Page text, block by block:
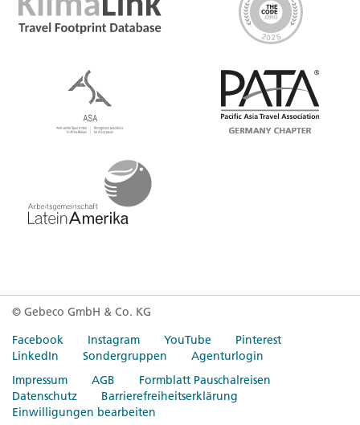
© Gebeco GmbH & Co. KG
Facebook
Instagram YouTube
Pinterest
LinkedIn
Sondergruppen
Agenturlogin
Impressum
AGB
Formblatt Pauschalreisen
Datenschutz
Barrierefreiheitserklärung
Einwilligungen bearbeiten